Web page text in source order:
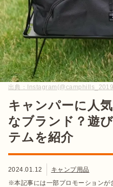
出典：
キャンパーに人
なブランド？遊
テムを紹介
2024.01.12
キャンプ用品
※本記事には一部プロモーションが